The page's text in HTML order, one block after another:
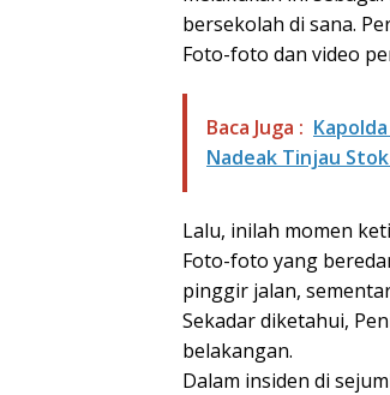
bersekolah di sana.
Foto-foto dan video
Baca Juga :
Nadeak Tinjau
Lalu, inilah momen
Foto-foto yang
pinggir jalan,
Sekadar diketahui,
belakangan.
Dalam insiden di